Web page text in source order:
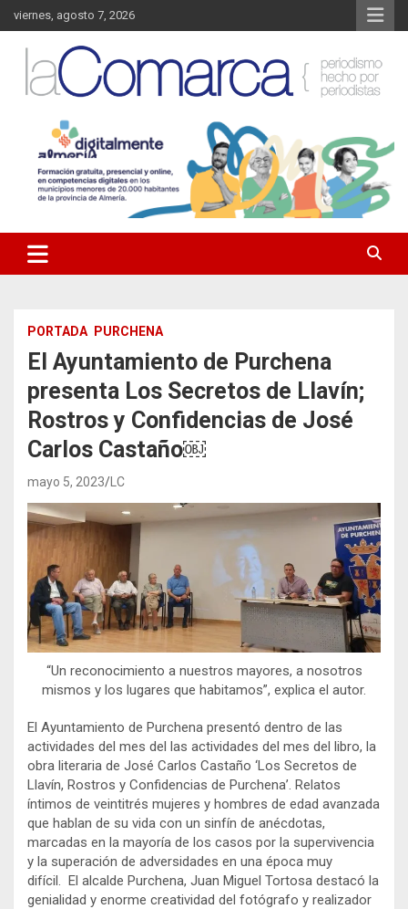
Saltar
al
contenido
viernes, agosto 7, 2026
La Comarca – Noticias del
Almanzora
Almanzora y sus localidades.
PORTADA PURCHENA
El Ayuntamiento de Purchena
presenta Los Secretos de Llavín;
Rostros y Confidencias de José
Carlos Castaño￼
mayo 5, 2023 LC
“Un reconocimiento a nuestros mayores, a nosotros
mismos y los lugares que habitamos”, explica el autor.
El Ayuntamiento de Purchena presentó dentro de las
actividades del mes del las actividades del mes del libro, la
obra literaria de José Carlos Castaño ‘Los Secretos de
Llavín, Rostros y Confidencias de Purchena’. Relatos
íntimos de veintitrés mujeres y hombres de edad avanzada
que hablan de su vida con un sinfín de anécdotas,
marcadas en la mayoría de los casos por la supervivencia
y la superación de adversidades en una época muy
difícil. El alcalde Purchena, Juan Miguel Tortosa destacó la
genialidad y enorme creatividad del fotógrafo y realizador